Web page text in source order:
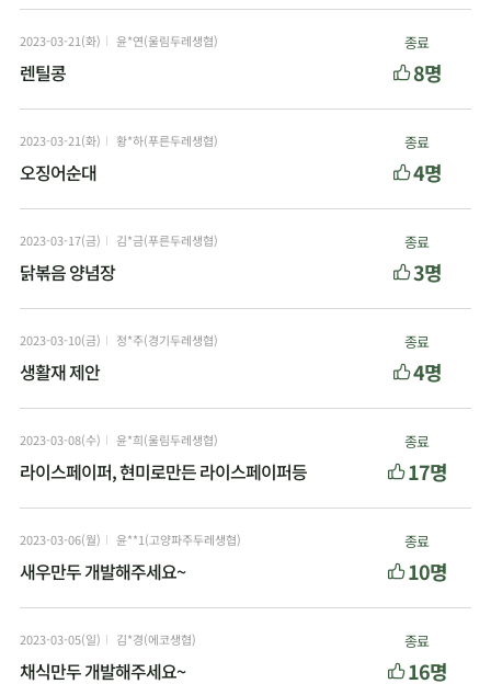
2023-03-21(화) 윤*연(울림두레생협)
렌틸콩
종료
8명
2023-03-21(화) 황*하(푸른두레생협)
오징어순대
종료
4명
2023-03-17(금) 김*금(푸른두레생협)
닭볶음 양념장
종료
3명
2023-03-10(금) 정*주(경기두레생협)
생활재 제안
종료
4명
2023-03-08(수) 윤*희(울림두레생협)
라이스페이퍼, 현미로만든 라이스페이퍼등
종료
17명
2023-03-06(월) 윤**1(고양파주두레생협)
새우만두 개발해주세요~
종료
10명
2023-03-05(일) 김*경(에코생협)
채식만두 개발해주세요~
종료
16명